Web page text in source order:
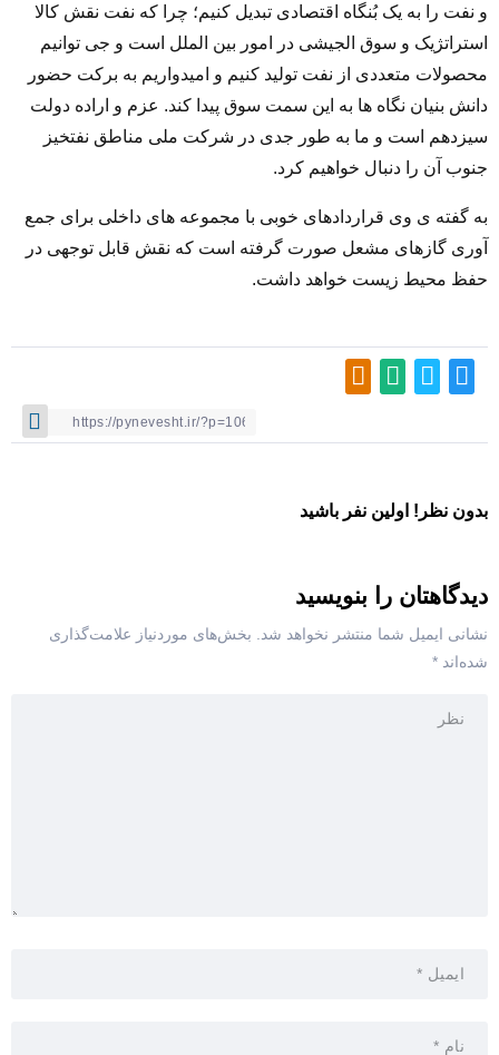
و نفت را به یک بُنگاه اقتصادی تبدیل کنیم؛ چرا که نفت نقش کالا
استراتژیک و سوق الجیشی در امور بین الملل است و جی توانیم
محصولات متعددی از نفت تولید کنیم و امیدواریم به برکت حضور
دانش بنیان نگاه ها به این سمت سوق پیدا کند. عزم و اراده دولت
سیزدهم است و ما به طور جدی در شرکت ملی مناطق نفتخیز
جنوب آن را دنبال خواهیم کرد.
به گفته ی وی قراردادهای خوبی با مجموعه های داخلی برای جمع
آوری گازهای مشعل صورت گرفته است که نقش قابل توجهی در
حفظ محیط زیست خواهد داشت.
بدون نظر! اولین نفر باشید
دیدگاهتان را بنویسید
نشانی ایمیل شما منتشر نخواهد شد.
بخش‌های موردنیاز علامت‌گذاری
شده‌اند *